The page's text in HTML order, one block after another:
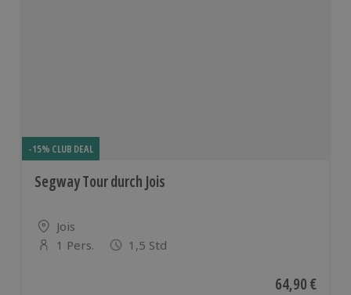
-15% CLUB DEAL
Segway Tour durch Jois
Standort
Jois
Anzahl der Teilnehmer
1 Pers. 1,5 Std
Aktueller
64,90 €